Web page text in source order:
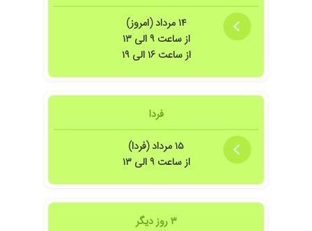
۱۴ مرداد (امروز)
از ساعت ۹ الی ۱۳
از ساعت ۱۶ الی ۱۹
فردا
۱۵ مرداد (فردا)
از ساعت ۹ الی ۱۳
۳ روز دیگر